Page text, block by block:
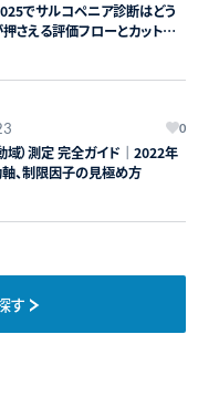
でサルコペニア診断はどう
さえる評価フローとカットオ
0
域）測定 完全ガイド｜2022年
、制限因子の見極め方
す